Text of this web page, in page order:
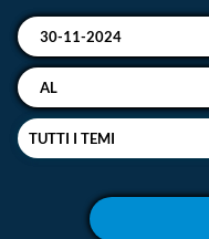
Richiesta
Sito
TUTTI I TEMI